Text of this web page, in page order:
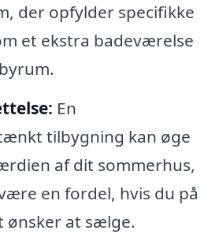
der opfylder specifikke
et ekstra badeværelse
En
tilbygning kan øge
af dit sommerhus,
en fordel, hvis du på
ønsker at sælge.